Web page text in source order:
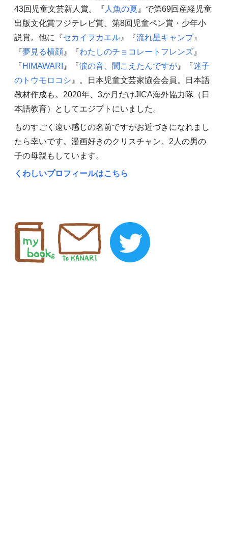
43回児童文芸新人賞。『 人魚の夏 』で第69回産経児童
出版文化賞フジテレビ賞、第8回児童ペン賞・少年小
説賞。他に『セカイヲカエル』『流れ星キャンプ』
『夢見る横顔』『わたしのチョコレートフレンズ』
『HIMAWARI 』『涙の音、聞こえたんですが』『迷子
のトウモロコシ 』。日本児童文芸家協会会員。日本語
教材作成も。2020年、3か月だけJICA海外協力隊（日
本語教育）としてエジプトにいました。
ものすごく遠い感じの名前ですがお近づきになれまし
たら幸いです。漫画好きのクリスチャン。2人の男の
子の母親もしています。
くわしいプロフィールはこちら